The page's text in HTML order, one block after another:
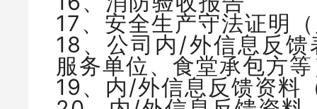
17、安全生产守法证明
18、公司内/外信息反
服务单位、食堂承包方
19、内/外信息反馈资料